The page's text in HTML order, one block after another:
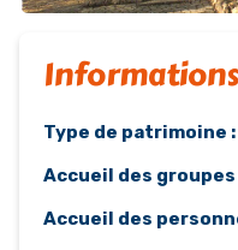
Informations
Type de patrimoine :
Accueil des groupes
Accueil des